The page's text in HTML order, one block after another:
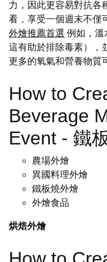
力，因此更容易對抗各
看，享受一個週末不僅
外燴推薦首選 例如，溫
這有助於排除毒素），
更多的氧氣和營養物質
How to
Beverage
Event - 鐵
農場外燴
異國料理外燴
鐵板燒外燴
外燴食品
烘焙外燴